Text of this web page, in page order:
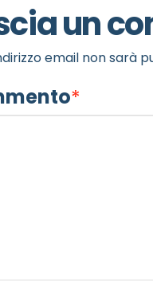
un
email non sarà
*